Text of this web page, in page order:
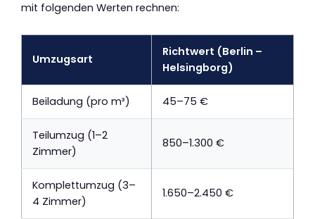
mit folgenden Werten rechnen:
Umzugsart
Richtwert (Berlin –
Helsingborg)
Beiladung (pro m³) 45–75 €
Teilumzug (1–2
Zimmer)
850–1.300 €
Komplettumzug (3–
4 Zimmer)
1.650–2.450 €